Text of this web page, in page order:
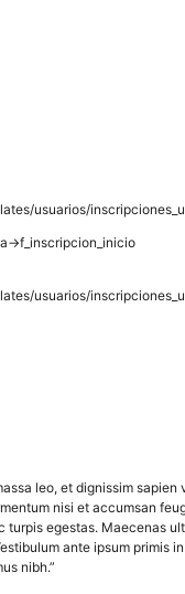
usuarios/
>f_inscripcion_inicio
usuarios/
leo, et dignissim sapien
nisi et accumsan
egestas. Maecenas
ante ipsum primis
nibh.”